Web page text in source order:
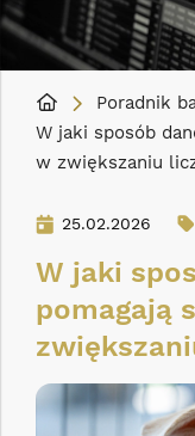
Poradnik
W jaki sposób
w zwiększaniu
25.02.2026
W jaki
pomagają